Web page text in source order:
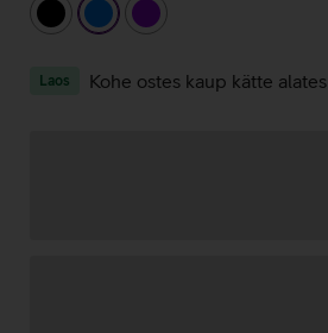
must
sinine lilla
Laos Kohe ostes kaup kätte alates